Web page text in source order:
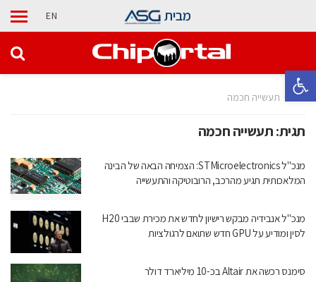
פתח סרגל נגישות
מבית EN
בית תעשייה חכמה
תגית:תעשייה חכמה
מנכ"ל STMicroelectronics: הצמיחה הבאה של הבינה
המלאכותית תגיע מהרכב, הרובוטיקה והתעשייה
מנכ"ל אנבידיה מבקש רישיון לחדש את מכירת שבבי H20
לסין ומודיע על GPU חדש שתואם לרגולציות
סימנס רכשה את Altair בכ-10 מיליארד דולר